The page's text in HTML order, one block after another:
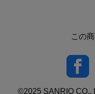
この
©2025 SANRIO CO.,